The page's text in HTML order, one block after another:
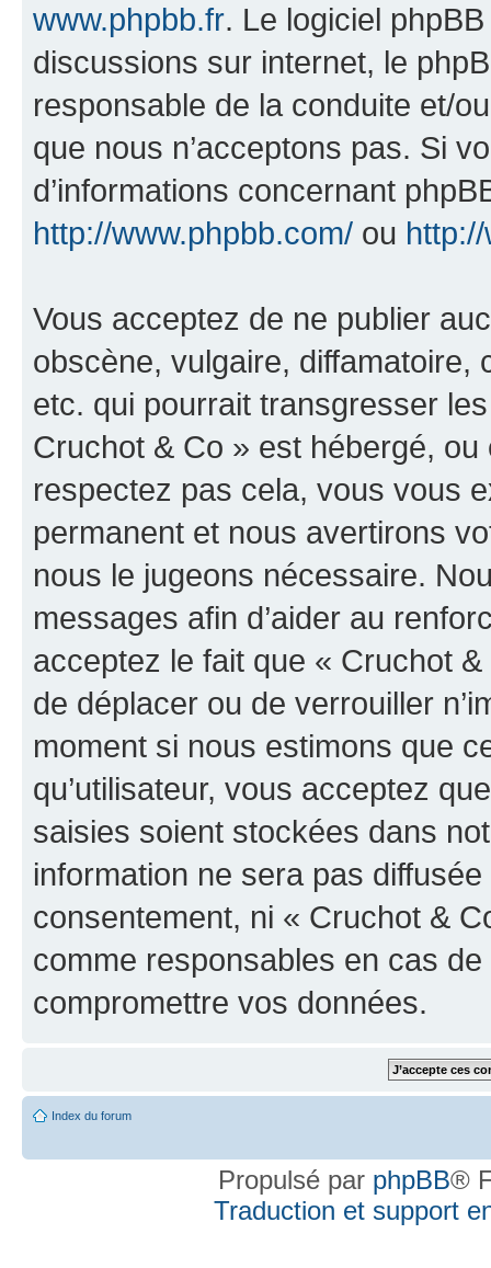
www.phpbb.fr. Le logiciel
discussions sur internet, le
responsable de la conduite et/
que nous n’acceptons pas. Si
d’informations concernant
http://www.phpbb.com/ ou
Vous acceptez de ne publier
obscène, vulgaire, diffamatoire,
etc. qui pourrait transgresser
Cruchot & Co » est hébergé,
respectez pas cela, vous vous
permanent et nous avertirons
nous le jugeons nécessaire.
messages afin d’aider au
acceptez le fait que « Cruchot
de déplacer ou de verrouiller
moment si nous estimons que
qu’utilisateur, vous acceptez
saisies soient stockées dans
information ne sera pas
consentement, ni « Cruchot &
comme responsables en cas
compromettre vos données.
Index du forum
Propulsé par phpBB®
Traduction et support